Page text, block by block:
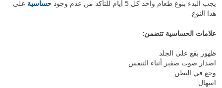
يجب البدء بنوع طعام واحد كل 5 أيام للتأكد من عدم وجود حساسية على
هذا النوع.
علامات الحساسية تتضمن:
ظهور بقع على الجلد
اصدار صوت صفير أثناء التنفس
وجع في البطن
اسهال